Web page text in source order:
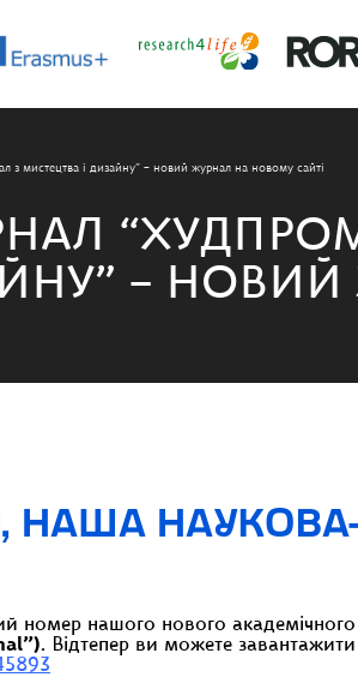
мистецтва і дизайну” – новий журнал на новому сайті
–
НАША
номер нашого нового
. Відтепер ви можете